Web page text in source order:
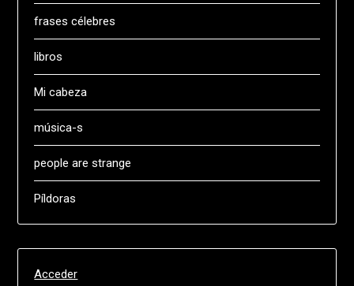
frases célebres
libros
Mi cabeza
música-s
people are strange
Píldoras
Acceder